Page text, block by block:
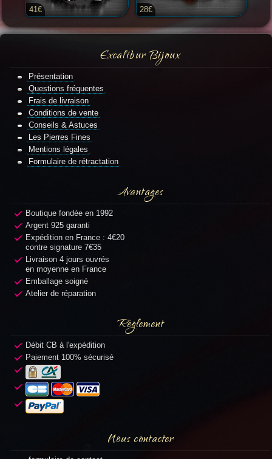
41€ 28€
Excalibur Bijoux
Présentation
Questions fréquentes
Frais de livraison
Conditions de vente
Conseils & Astuces
Les Pierres Fines
Mentions légales
Formulaire de rétractation
Avantages
Boutique fondée en 1992
Argent 925 garanti
Expédition en France : 4€20
contre signature 7€35
Livraison 4 jours ouvrés
en moyenne en France
Emballage soigné
Atelier de réparation
Règlement
Débit CB à l'expédition
Paiement 100% sécurisé
Nous contacter